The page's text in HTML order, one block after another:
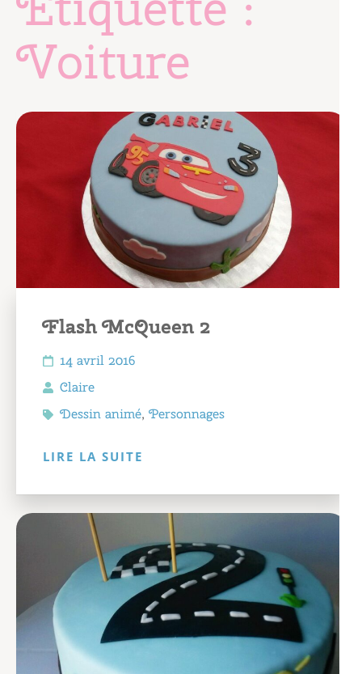
Voiture
Flash McQueen 2
14 avril 2016
Claire
Dessin animé, Personnages
LIRE LA SUITE